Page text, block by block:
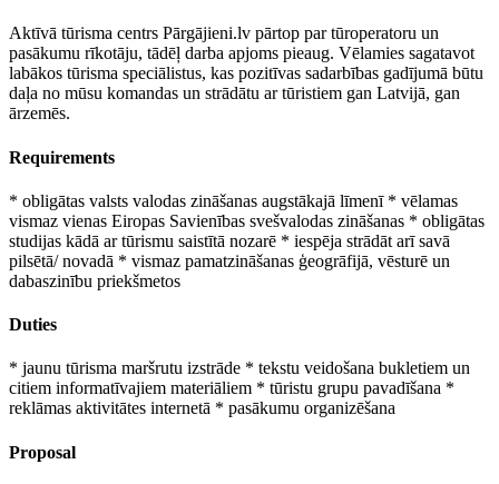
Aktīvā tūrisma centrs Pārgājieni.lv pārtop par tūroperatoru un
pasākumu rīkotāju, tādēļ darba apjoms pieaug. Vēlamies sagatavot
labākos tūrisma speciālistus, kas pozitīvas sadarbības gadījumā būtu
daļa no mūsu komandas un strādātu ar tūristiem gan Latvijā, gan
ārzemēs.
Requirements
* obligātas valsts valodas zināšanas augstākajā līmenī * vēlamas
vismaz vienas Eiropas Savienības svešvalodas zināšanas * obligātas
studijas kādā ar tūrismu saistītā nozarē * iespēja strādāt arī savā
pilsētā/ novadā * vismaz pamatzināšanas ģeogrāfijā, vēsturē un
dabaszinību priekšmetos
Duties
* jaunu tūrisma maršrutu izstrāde * tekstu veidošana bukletiem un
citiem informatīvajiem materiāliem * tūristu grupu pavadīšana *
reklāmas aktivitātes internetā * pasākumu organizēšana
Proposal